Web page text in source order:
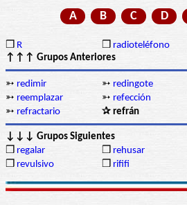
A B C D
❒ R ❒ radioteléfono
↑↑↑ Grupos Anteriores
➳ redimir ➳ redingote
➳ reemplazar ➳ refección
➳ refractario ✰ refrán
↓↓↓ Grupos Siguientes
❒ regalar ❒ rehusar
❒ revulsivo ❒ rififi